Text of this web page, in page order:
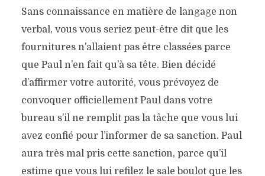
Sans connaissance en matière de langage non
verbal, vous vous seriez peut-être dit que les
fournitures n’allaient pas être classées parce
que Paul n’en fait qu’à sa tête. Bien décidé
d’affirmer votre autorité, vous prévoyez de
convoquer officiellement Paul dans votre
bureau s’il ne remplit pas la tâche que vous lui
avez confié pour l’informer de sa sanction. Paul
aura très mal pris cette sanction, parce qu’il
estime que vous lui refilez le sale boulot que les